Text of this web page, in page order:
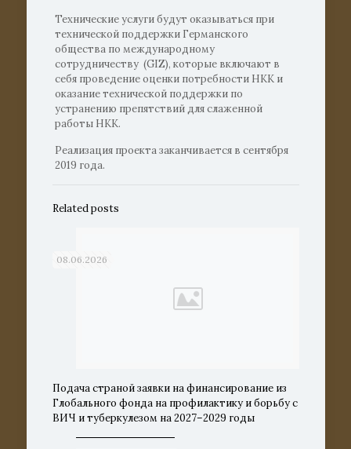
Технические услуги будут оказываться при
технической поддержки Германского
общества по международному
сотрудничеству (GIZ), которые включают в
себя проведение оценки потребности НКК и
оказание технической поддержки по
устранению препятствий для слаженной
работы НКК.
Реализация проекта заканчивается в сентября
2019 года.
Related posts
08.06.2026
Подача страной заявки на финансирование из
Глобального фонда на профилактику и борьбу с
ВИЧ и туберкулезом на 2027–2029 годы